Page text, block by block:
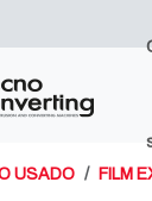
USADO FILM